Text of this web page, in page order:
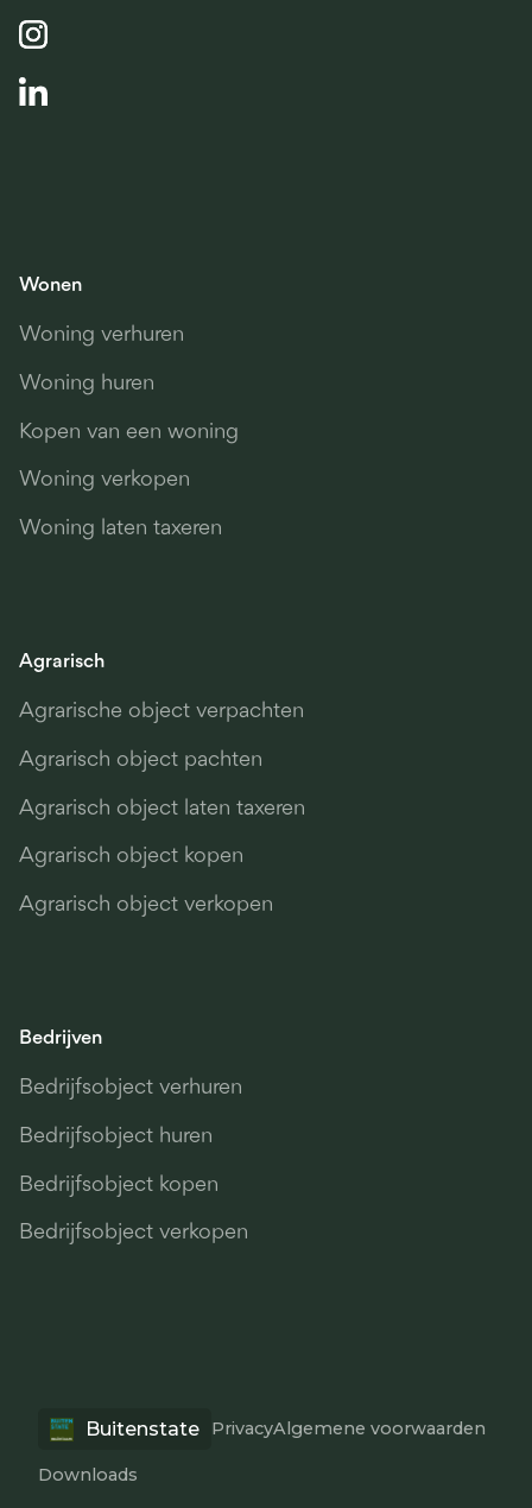
Wonen
Woning verhuren
Woning huren
Kopen van een woning
Woning verkopen
Woning laten taxeren
Agrarisch
Agrarische object verpachten
Agrarisch object pachten
Agrarisch object laten taxeren
Agrarisch object kopen
Agrarisch object verkopen
Bedrijven
Bedrijfsobject verhuren
Bedrijfsobject huren
Bedrijfsobject kopen
Bedrijfsobject verkopen
Buitenstate PrivacyAlgemene voorwaarden
Downloads